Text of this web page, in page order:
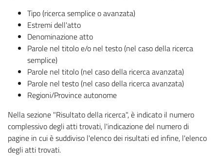
Tipo (ricerca semplice o avanzata)
Estremi dell'atto
Denominazione atto
Parole nel titolo e/o nel testo (nel caso della ricerca
semplice)
Parole nel titolo (nel caso della ricerca avanzata)
Parole nel testo (nel caso della ricerca avanzata)
Regioni/Province autonome
Nella sezione "Risultato della ricerca", è indicato il numero
complessivo degli atti trovati, l'indicazione del numero di
pagine in cui è suddiviso l'elenco dei risultati ed infine, l'elenco
degli atti trovati.